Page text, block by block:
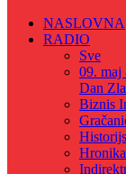
NASLOVNA
RADIO
Sve
09. maj
Dan
Biznis